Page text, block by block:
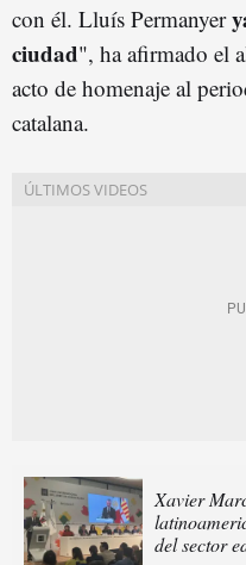
con él. Lluís Permanyer
ciudad", ha afirmado el
acto de homenaje al
catalana.
Xavier
del sector